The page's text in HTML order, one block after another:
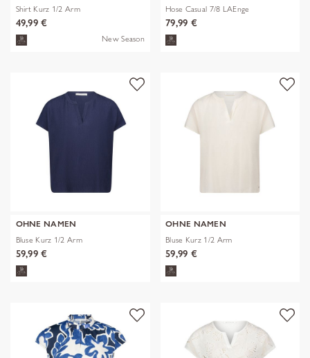
Shirt Kurz 1/2 Arm
49,99 €
New Season
Hose Casual 7/8 LAEnge
79,99 €
OHNE NAMEN
Bluse Kurz 1/2 Arm
59,99 €
OHNE NAMEN
Bluse Kurz 1/2 Arm
59,99 €